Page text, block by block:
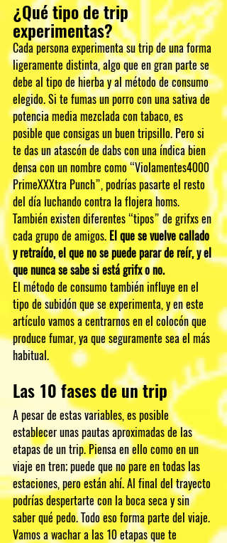
¿Qué tipo de trip
experimentas?
Cada persona experimenta su trip de una forma
ligeramente distinta, algo que en gran parte se
debe al tipo de hierba y al método de consumo
elegido. Si te fumas un porro con una sativa de
potencia media mezclada con tabaco, es
posible que consigas un buen tripsillo. Pero si
te das un atascón de dabs con una índica bien
densa con un nombre como “Violamentes4000
PrimeXXXtra Punch”, podrías pasarte el resto
del día luchando contra la flojera homs.
También existen diferentes “tipos” de grifxs en
cada grupo de amigos. El que se vuelve callado
y retraído, el que no se puede parar de reír, y el
que nunca se sabe si está grifx o no.
El método de consumo también influye en el
tipo de subidón que se experimenta, y en este
artículo vamos a centrarnos en el colocón que
produce fumar, ya que seguramente sea el más
habitual.
Las 10 fases de un trip
A pesar de estas variables, es posible
establecer unas pautas aproximadas de las
etapas de un trip. Piensa en ello como en un
viaje en tren; puede que no pare en todas las
estaciones, pero están ahí. Al final del trayecto
podrías despertarte con la boca seca y sin
saber qué pedo. Todo eso forma parte del viaje.
Vamos a wachar a las 10 etapas que te